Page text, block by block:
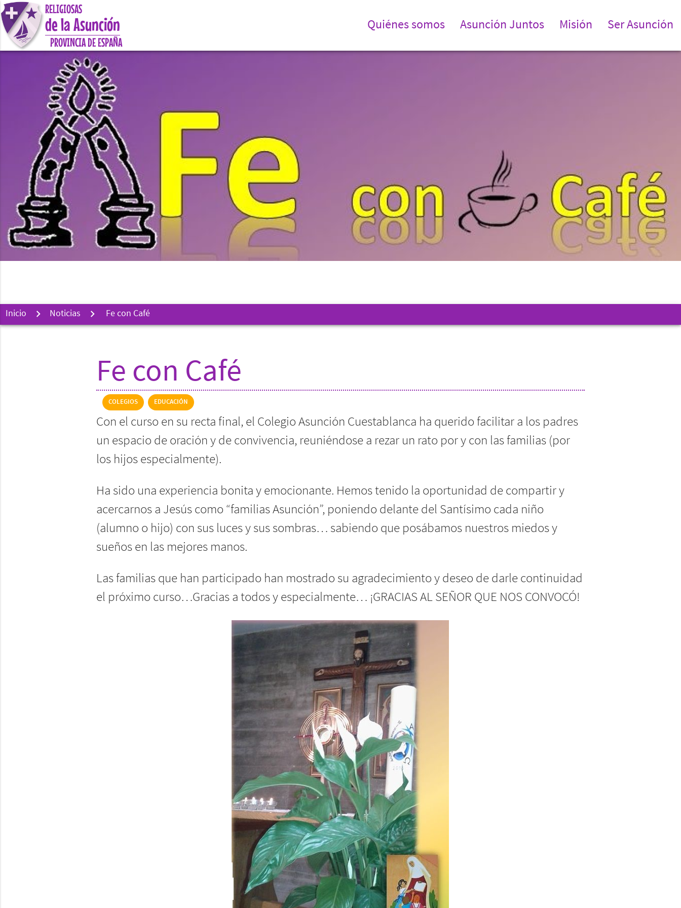
RELIGIOSAS
de la Asunción
PROVINCIA DE ESPAÑA
Quiénes somos Asunción Juntos Misión Ser Asunción
Inicio Noticias Fe con Café
Fe con Café
COLEGIOS EDUCACIÓN
Con el curso en su recta final, el Colegio Asunción Cuestablanca ha querido facilitar a los padres
un espacio de oración y de convivencia, reuniéndose a rezar un rato por y con las familias (por
los hijos especialmente).
Ha sido una experiencia bonita y emocionante. Hemos tenido la oportunidad de compartir y
acercarnos a Jesús como “familias Asunción”, poniendo delante del Santísimo cada niño
(alumno o hijo) con sus luces y sus sombras… sabiendo que posábamos nuestros miedos y
sueños en las mejores manos.
Las familias que han participado han mostrado su agradecimiento y deseo de darle continuidad
el próximo curso…Gracias a todos y especialmente… ¡GRACIAS AL SEÑOR QUE NOS CONVOCÓ!